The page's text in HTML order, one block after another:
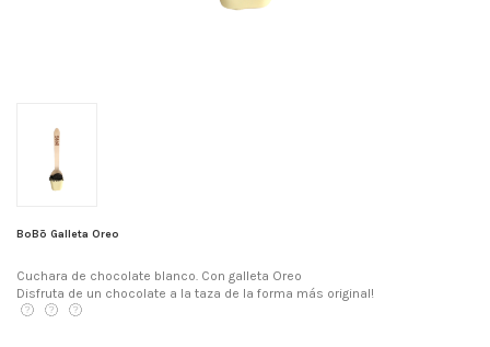
BoBō Galleta Oreo
Cuchara de chocolate blanco. Con galleta Oreo
Disfruta de un chocolate a la taza de la forma más original!